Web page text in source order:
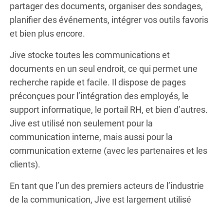
partager des documents, organiser des sondages,
planifier des événements, intégrer vos outils favoris
et bien plus encore.
Jive stocke toutes les communications et
documents en un seul endroit, ce qui permet une
recherche rapide et facile. Il dispose de pages
préconçues pour l’intégration des employés, le
support informatique, le portail RH, et bien d’autres.
Jive est utilisé non seulement pour la
communication interne, mais aussi pour la
communication externe (avec les partenaires et les
clients).
En tant que l’un des premiers acteurs de l’industrie
de la communication, Jive est largement utilisé